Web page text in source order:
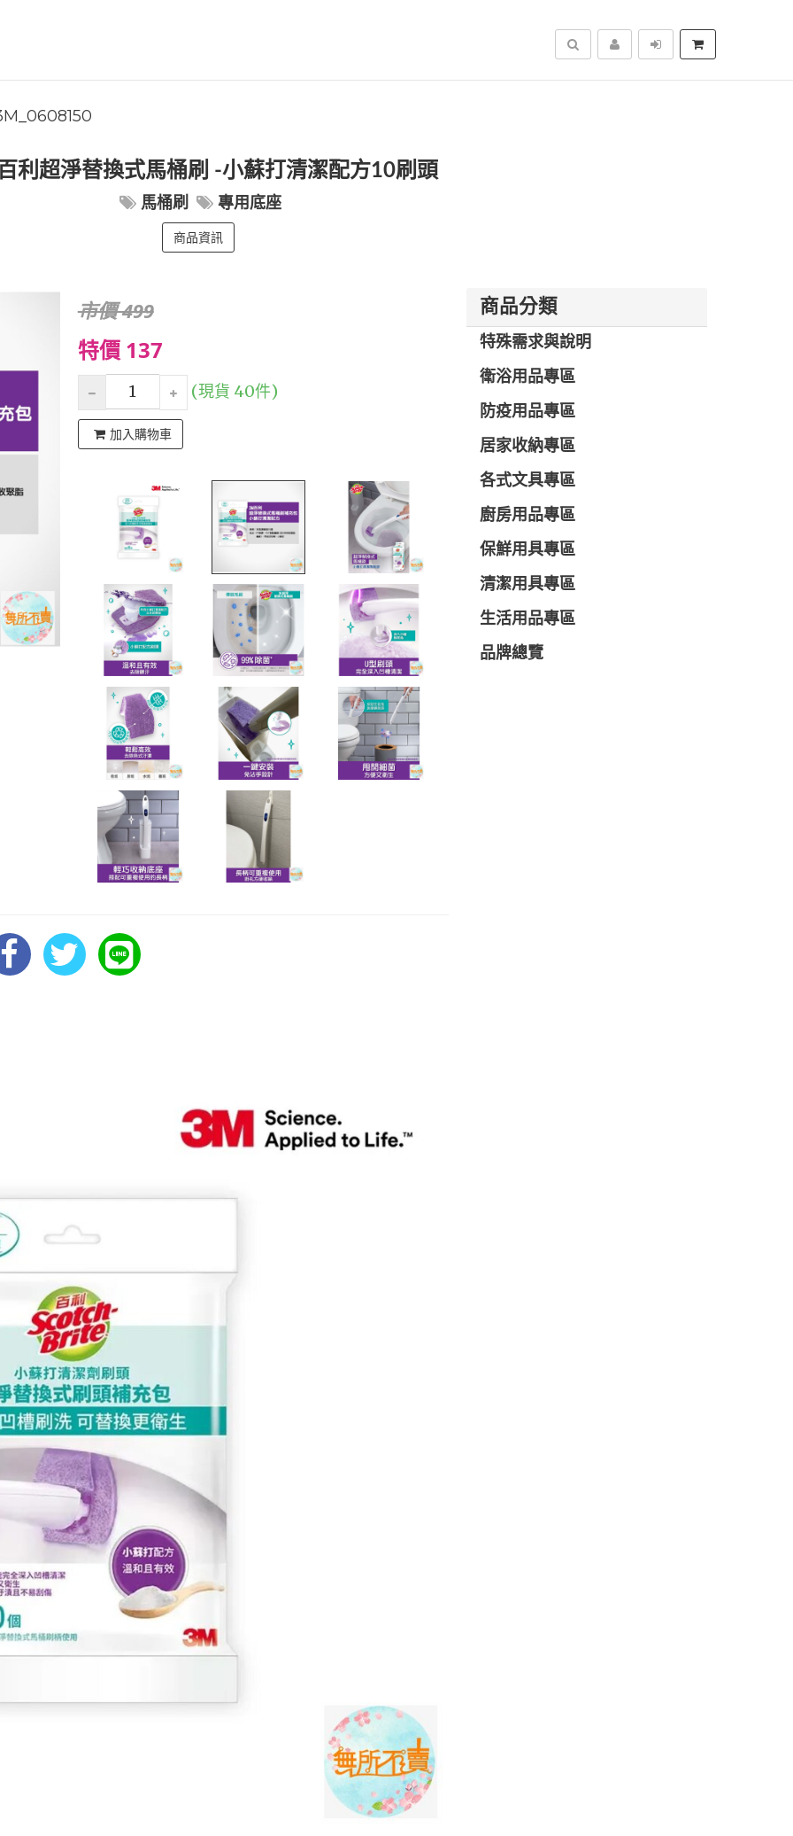
搜尋
利超淨替換式馬桶刷 -小蘇打清潔配方10刷頭
馬桶刷 專用底座
商品資訊
市價 499
特價 137
(現貨 40件)
加入購物車
商品分類
特殊需求與說明
衛浴用品專區
防疫用品專區
居家收納專區
各式文具專區
廚房用品專區
保鮮用具專區
清潔用具專區
生活用品專區
品牌總覽